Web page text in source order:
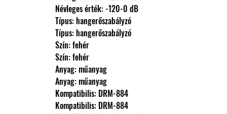
                Névleges érték: -120-0 dB
                Típus: hangerőszabályzó
                Típus: hangerőszabályzó
                Szín: fehér
                Szín: fehér
                Anyag: műanyag
                Anyag: műanyag
                Kompatibilis: DRM-884
                Kompatibilis: DRM-884